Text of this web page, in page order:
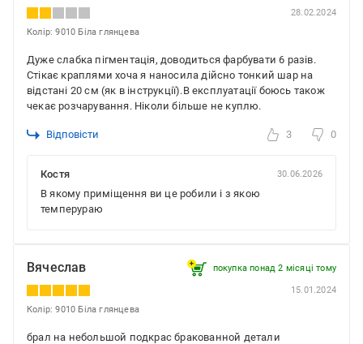
28.02.2024
Колір: 9010 Біла глянцева
Дуже слабка пігментація, доводиться фарбувати 6 разів.
Стікає краплями хоча я наносила дійсно тонкий шар на
відстані 20 см (як в інструкції).В експлуатації боюсь також
чекає розчарування. Ніколи більше не куплю.
Відповісти 3 0
Костя 30.06.2026
В якому приміщення ви це робили і з якою
темперураю
Вячеслав покупка понад 2 місяці тому
15.01.2024
Колір: 9010 Біла глянцева
брал на небольшой подкрас бракованной детали